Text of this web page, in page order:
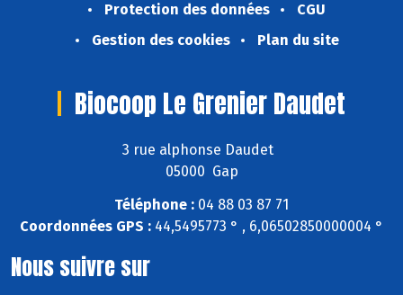
Protection des données
CGU
Gestion des cookies
Plan du site
Biocoop Le Grenier Daudet
3 rue alphonse Daudet
05000 Gap
Téléphone : 04 88 03 87 71
Coordonnées GPS : 44,5495773 ° , 6,06502850000004 °
Nous suivre sur